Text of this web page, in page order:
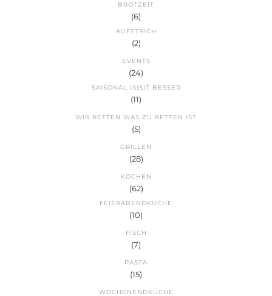
BROTZEIT
(6)
AUFSTRICH
(2)
EVENTS
(24)
SAISONAL IS(S)T BESSER
(11)
WIR RETTEN WAS ZU RETTEN IST
(5)
GRILLEN
(28)
KOCHEN
(62)
FEIERABENDKÜCHE
(10)
FISCH
(7)
PASTA
(15)
WOCHENENDKÜCHE